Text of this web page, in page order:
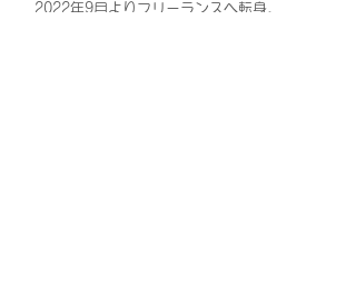
2022年9月よりフリーランスへ転身。